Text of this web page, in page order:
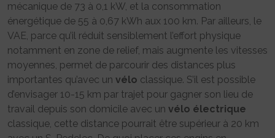
mécanique de 73 à 0,1 kW, et la consommation
énergétique de 55 à 0,67 kWh aux 100 km. Par ailleurs, le
VAE, parce qu’il réduit sensiblement l’effort physique
notamment en zone de relief, mais augmente les vitesses
moyennes, permet de parcourir des distances plus
importantes qu’avec un vélo classique. S’il est possible
d’envisager 10-15 km par trajet pour gagner son lieu de
travail depuis son domicile avec un vélo électrique
classique, cette distance pourrait être supérieur à 20 km